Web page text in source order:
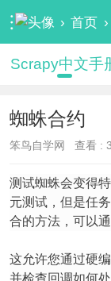
› 首页 ›
Scrapy中文手
蜘蛛合约
笨鸟自学网 查看 :
测试蜘蛛会变得
元测试，但是任
合的方法，可以
这允许您通过硬